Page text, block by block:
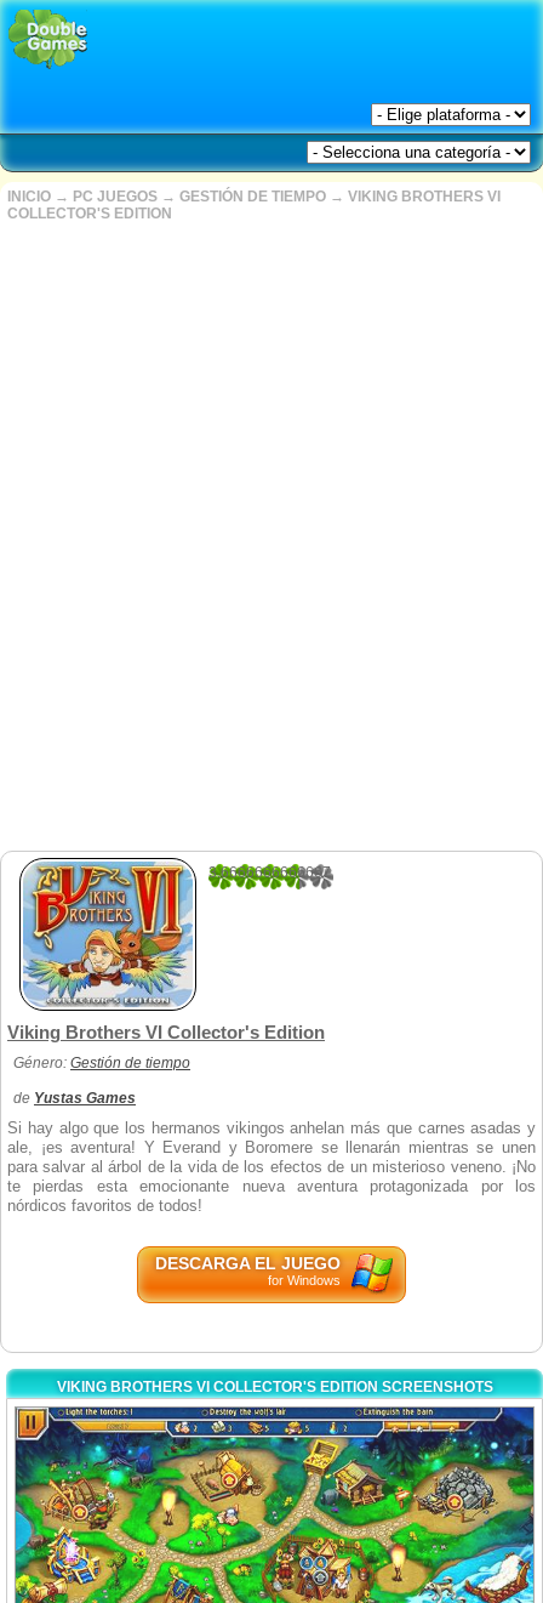
INICIO → PC JUEGOS → GESTIÓN DE TIEMPO → VIKING BROTHERS VI
COLLECTOR'S EDITION
3.6666666666667
Viking Brothers VI Collector's Edition
Género: Gestión de tiempo
de Yustas Games
Si hay algo que los hermanos vikingos anhelan más que carnes asadas y
ale, ¡es aventura! Y Everand y Boromere se llenarán mientras se unen
para salvar al árbol de la vida de los efectos de un misterioso veneno. ¡No
te pierdas esta emocionante nueva aventura protagonizada por los
nórdicos favoritos de todos!
DESCARGA EL JUEGO
for Windows
VIKING BROTHERS VI COLLECTOR'S EDITION SCREENSHOTS